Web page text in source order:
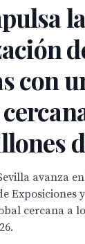
con
avanza
Exposiciones
cercana a